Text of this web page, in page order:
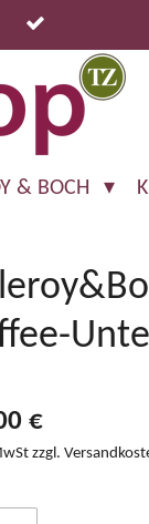
& BOCH
€
zzgl.